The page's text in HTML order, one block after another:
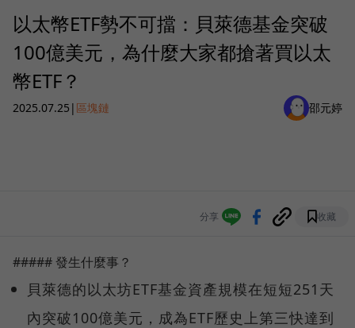
以太幣ETF勢不可擋：貝萊德基金突破
100億美元，為什麼大家都搶著買以太
幣ETF？
2025.07.25 | 區塊鏈 邵元婷
分享 收藏
##### 發生什麼事？
貝萊德的以太坊ETF基金資產規模在短短251天
內突破100億美元，成為ETF歷史上第三快達到